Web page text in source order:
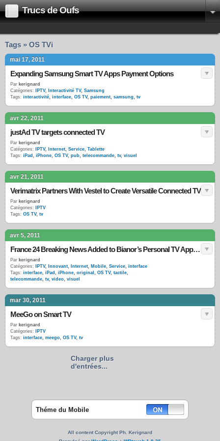
Trucs de Oufs
Tags » OS TVi
mai 17, 2011
Expanding Samsung Smart TV Apps Payment Options
Par kerignard
Catégories:
IPTV, Interactivité TV, Samsung
Tags: interactivité, interface, OS TV, paiement, samsung, tv
avr 22, 2011
justAd TV targets connected TV
Par kerignard
Catégories:
IPTV, Internet, Service, Tablette
Tags: iPad , iPhone, OS TV, pub, telecommande, tv, visuel
avr 21, 2011
Verimatrix Partners With Vestel to Create Versatile Connected TV
Par kerignard
Catégories:
IPTV
Tags: OS TV, tv
avr 5, 2011
France 24 Breaking News Added to Bianor’s Personal TV App iMediaShare
Par kerignard
Catégories:
IPTV, Innovant, Internet, Mobile, Service, interface
Tags: interface, iPad , iPhone, original , OS TV, tactile,
telecommande, tv, video, visuel
mar 30, 2011
MeeGo on Smart TV
Par kerignard
Catégories:
IPTV
Tags: interface, meego, OS TV, tv
Charger plus
d'entrées...
Théme du Mobile
All content Copyright Ph. Kerignard